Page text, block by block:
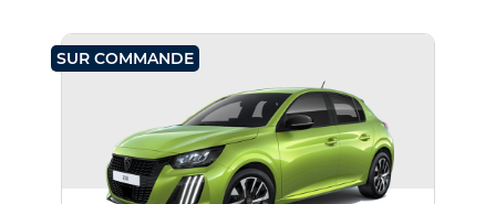
SUR COMMANDE